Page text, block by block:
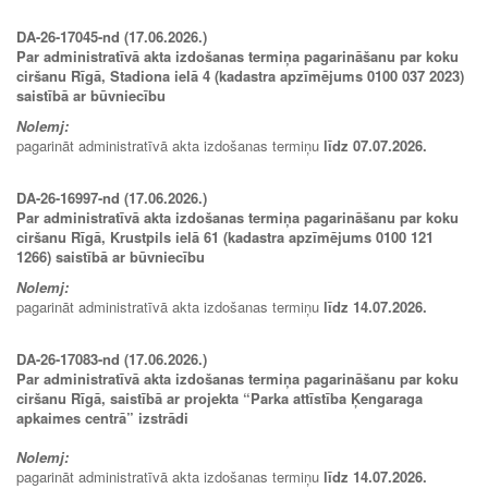
DA-26-17045-nd (17.06.2026.)
Par administratīvā akta izdošanas termiņa pagarināšanu par koku
ciršanu Rīgā, Stadiona ielā 4 (kadastra apzīmējums 0100 037 2023)
saistībā ar būvniecību
Nolemj:
pagarināt administratīvā akta izdošanas termiņu līdz 07.07.2026.
DA-26-16997-nd (17.06.2026.)
Par administratīvā akta izdošanas termiņa pagarināšanu par koku
ciršanu Rīgā, Krustpils ielā 61 (kadastra apzīmējums 0100 121
1266) saistībā ar būvniecību
Nolemj:
pagarināt administratīvā akta izdošanas termiņu līdz 14.07.2026.
DA-26-17083-nd (17.06.2026.)
Par administratīvā akta izdošanas termiņa pagarināšanu par koku
ciršanu Rīgā, saistībā ar projekta “Parka attīstība Ķengaraga
apkaimes centrā” izstrādi
Nolemj:
pagarināt administratīvā akta izdošanas termiņu līdz 14.07.2026.